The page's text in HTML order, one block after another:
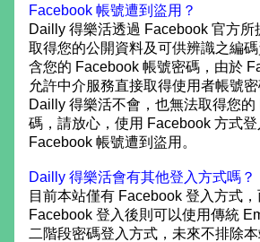
Facebook 帳號遭到盜用？
Dailly 得樂活透過 Facebook 官方所
取得您的公開資料及可供辨識之編
含您的 Facebook 帳號密碼，由於
允許中介服務直接取得使用者帳號
Dailly 得樂活不會，也無法取得您
碼，請放心，使用 Facebook 方式
Facebook 帳號遭到盜用。
Dailly 得樂活會有其他登入方式嗎？
目前本站僅有 Facebook 登入方式，
Facebook 登入後則可以使用傳統
二階段密碼登入方式，未來不排除